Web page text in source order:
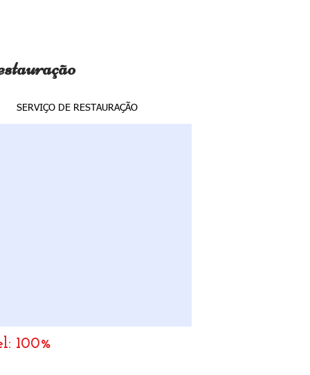
SERVIÇO DE RESTAURAÇÃO
100%